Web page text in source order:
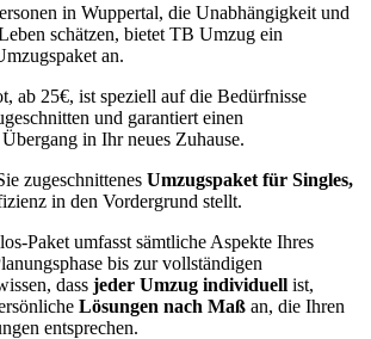
in Wuppertal, die Unabhängigkeit und
schätzen, bietet TB Umzug ein
an.
ab 25€, ist speziell auf die Bedürfnisse
und garantiert einen
in Ihr neues Zuhause.
zugeschnittenes Umzugspaket für Singles,
in den Vordergrund stellt.
Paket umfasst sämtliche Aspekte Ihres
bis zur vollständigen
dass jeder Umzug individuell ist,
Lösungen nach Maß an, die Ihren
entsprechen.